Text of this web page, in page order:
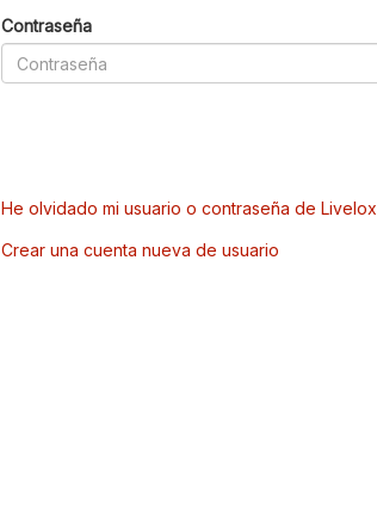
Contraseña
He olvidado mi usuario o contraseña de Livelox
Crear una cuenta nueva de usuario